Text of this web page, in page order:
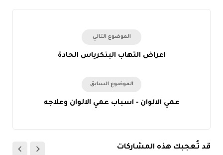
الموضوع التالي
اعراض التهاب البنكرياس الحادة
الموضوع السابق
عمي الالوان - اسباب عمي الالوان وعلاجه
قد تُعجبك هذه المشاركات